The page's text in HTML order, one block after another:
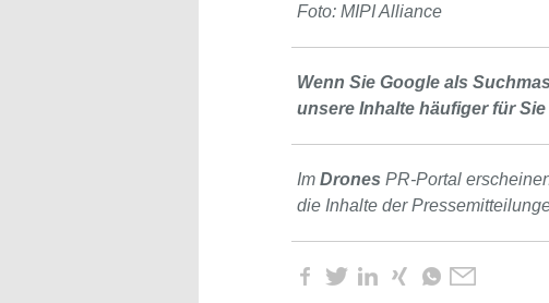
Foto: MIPI Alliance
Wenn Sie Google als
unsere Inhalte häufiger für
Im Drones PR-Portal
die Inhalte der